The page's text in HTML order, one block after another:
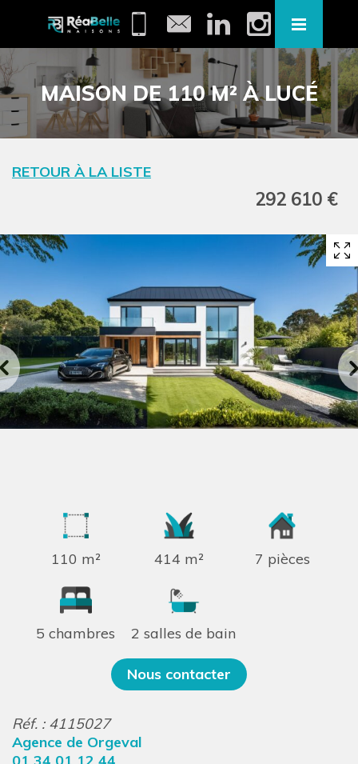
MAISON DE 110 M² À LUCÉ
RETOUR À LA LISTE
292 610 €
110 m² 414 m² 7 pièces
5 chambres 2 salles de bain
Nous contacter
Réf. : 4115027
Agence de Orgeval